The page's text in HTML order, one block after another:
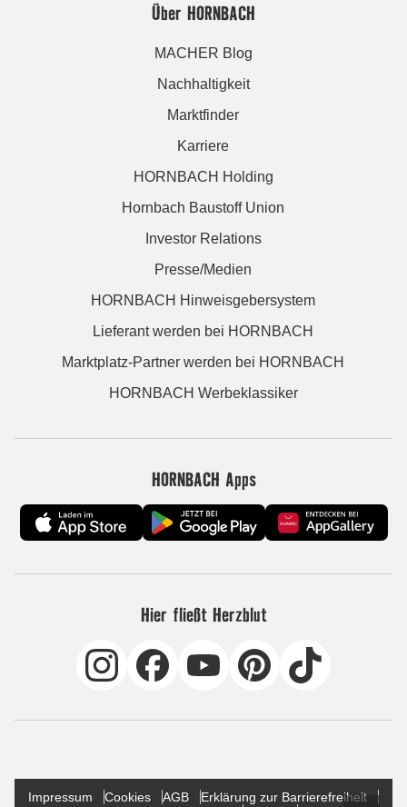
Über HORNBACH
MACHER Blog
Nachhaltigkeit
Marktfinder
Karriere
HORNBACH Holding
Hornbach Baustoff Union
Investor Relations
Presse/Medien
HORNBACH Hinweisgebersystem
Lieferant werden bei HORNBACH
Marktplatz-Partner werden bei HORNBACH
HORNBACH Werbeklassiker
HORNBACH Apps
Hier fließt Herzblut
Impressum Cookies AGB
Erklärung zur Barrierefreiheit